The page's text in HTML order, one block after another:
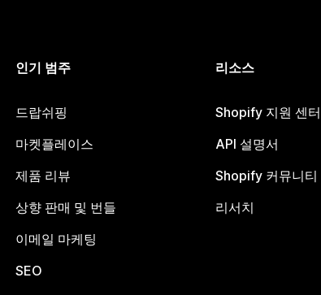
인기 범주
드랍쉬핑
마켓플레이스
제품 리뷰
상향 판매 및 번들
이메일 마케팅
SEO
리소스
Shopify 지원 센터
API 설명서
Shopify 커뮤니티
리서치